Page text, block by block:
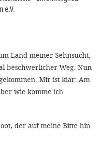
e.V.
Land meiner Sehnsucht,
beschwerlicher Weg. Nun
Mir ist klar: Am
wie komme ich
der auf meine Bitte hin
Sie